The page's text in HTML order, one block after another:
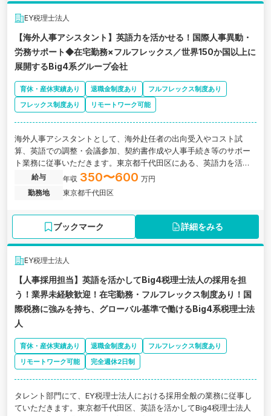
EY税理士法人
【海外人事アシスタント】英語力を活かせる！国際人事異動・
労務サポート◆在宅勤務×フルフレックス／世界150か国以上に
展開するBig4系グループ会社
育休・産休実績あり 退職金制度あり
フルフレックス制度あり
フレックス制度あり
リモートワーク可能
海外人事アシスタントとして、海外赴任者の出向受入やコスト試
算、英語での調整・会議参加、契約書作成や人事手続き等のサポー
ト業務に従事いただきます。東京都千代田区にある、英語力を活か
せる！国際人事異動・労務サポート◆在宅勤務×フルフレックス／世
界150か国以上に展開するBig4系グループ会社の求人です。
給与 年収 350〜600 万円
勤務地
東京都千代田区
ブックマーク 詳細をみる
EY税理士法人
【人事採用担当】英語を活かしてBig4税理士法人の採用を担
う！業界未経験歓迎！在宅勤務・フルフレックス制度あり！国
際税務に強みを持ち、グローバル基準で働けるBig4系税理士法
人
育休・産休実績あり 退職金制度あり
フルフレックス制度あり
リモートワーク可能
完全週休2日制
タレント部門にて、EY税理士法人における採用全般の業務に従事し
ていただきます。東京都千代田区、英語を活かしてBig4税理士法人